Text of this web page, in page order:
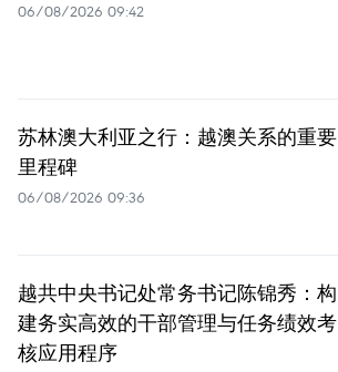
06/08/2026 09:42
苏林澳大利亚之行：越澳关系的重要
里程碑
06/08/2026 09:36
越共中央书记处常务书记陈锦秀：构
建务实高效的干部管理与任务绩效考
核应用程序